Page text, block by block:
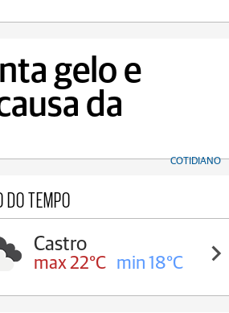
gelo e
da
COTIDIANO
DO TEMPO
Carambeí
max 21°C min 18°C